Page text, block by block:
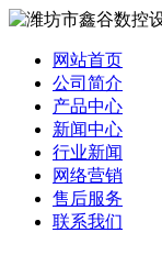
网站首页
公司简介
产品中心
新闻中心
行业新闻
网络营销
售后服务
联系我们